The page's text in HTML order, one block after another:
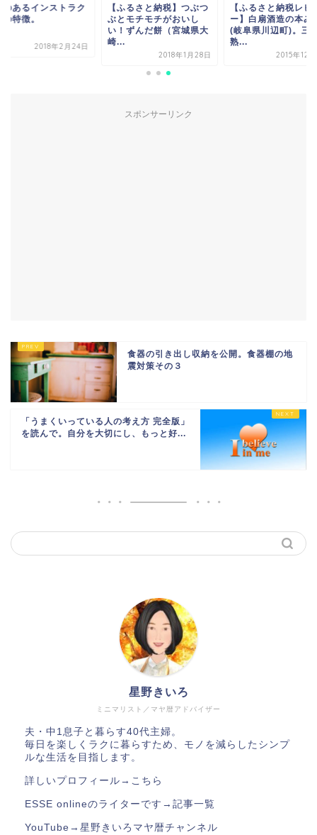
のあるインストラク
特徴。
2018年2月24日
【ふるさと納税】つぶつ
ぶとモチモチがおいし
い！ずんだ餅（宮城県大
崎...
2018年1月28日
【ふるさと納税レビ
ー】白扇酒造の本み
(岐阜県川辺町)。三
熟...
2015年12
スポンサーリンク
食器の引き出し収納を公開。食器棚の地
震対策その３
「うまくいっている人の考え方 完全版」
を読んで。自分を大切にし、もっと好...
ミニマリスト／マヤ暦アドバイザー
星野きいろ
夫・中1息子と暮らす40代主婦。
毎日を楽しくラクに暮らすため、モノを減らしたシンプ
ルな生活を目指します。
詳しいプロフィール→ こちら
ESSE onlineのライターです→ 記事一覧
YouTube→ 星野きいろマヤ暦チャンネル